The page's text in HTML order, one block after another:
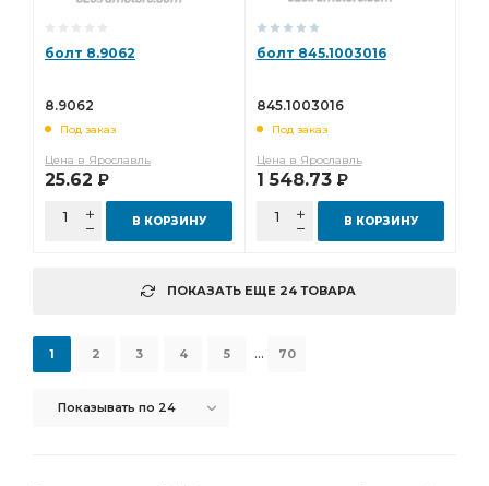
болт 8.9062
8.9062
Под заказ
Цена в Ярославль
25.62 Р
В КОРЗИНУ
болт 845.1003016
845.1003016
Под заказ
Цена в Ярославль
1 548.73 Р
В КОРЗИНУ
ПОКАЗАТЬ ЕЩЕ 24 ТОВАРА
Показывать по 24
1 2 3 4 5 ... 70